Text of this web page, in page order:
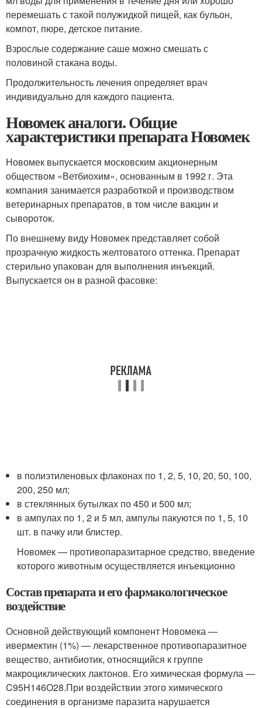
перемешать с такой полужидкой пищей, как бульон,
компот, пюре, детское питание.
Взрослые содержание саше можно смешать с
половиной стакана воды.
Продолжительность лечения определяет врач
индивидуально для каждого пациента.
Новомек аналоги. Общие
характеристики препарата Новомек
Новомек выпускается московским акционерным
обществом «Ветбиохим», основанным в 1992 г. Эта
компания занимается разработкой и производством
ветеринарных препаратов, в том числе вакцин и
сывороток.
По внешнему виду Новомек представляет собой
прозрачную жидкость желтоватого оттенка. Препарат
стерильно упакован для выполнения инъекций.
Выпускается он в разной фасовке:
в полиэтиленовых флаконах по 1, 2, 5, 10, 20, 50, 100,
200, 250 мл;
в стеклянных бутылках по 450 и 500 мл;
в ампулах по 1, 2 и 5 мл, ампулы пакуются по 1, 5, 10
шт. в пачку или блистер.
Новомек — противопаразитарное средство, введение
которого животным осуществляется инъекционно
Состав препарата и его фармакологическое
воздействие
Основной действующий компонент Новомека —
ивермектин (1%) — лекарственное противопаразитное
вещество, антибиотик, относящийся к группе
макроциклических лактонов. Его химическая формула —
C95H146O28.При воздействии этого химического
соединения в организме паразита нарушается